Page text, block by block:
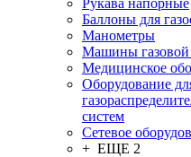
Рукава напорные
Баллоны для
Манометры
Машины газовой
Медицинское
Оборудование
систем
Сетевое
+ ЕЩЕ 2